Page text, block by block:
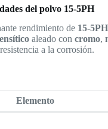
del polvo 15-5PH
rendimiento de 15-
aleado concromo,
a la corrosión.
Elemento